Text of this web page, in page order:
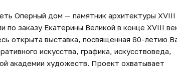
Оперный дом — памятник архитектуры XVIII
заказу Екатерины Великой в конце XVIII
открыта выставка, посвященная 80-летию
искусства, графика, искусствоведа,
академии художеств. Проект охватывает